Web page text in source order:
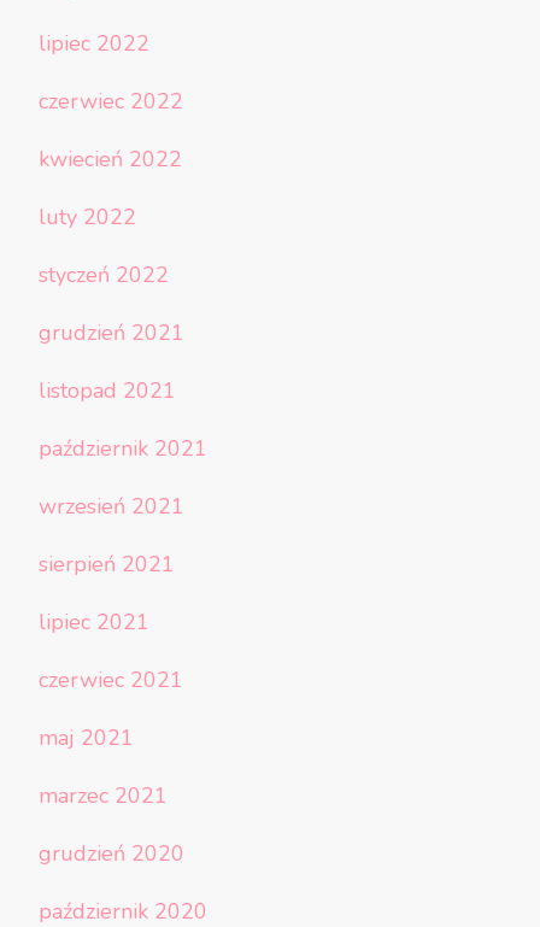
lipiec 2022
czerwiec 2022
kwiecień 2022
luty 2022
styczeń 2022
grudzień 2021
listopad 2021
październik 2021
wrzesień 2021
sierpień 2021
lipiec 2021
czerwiec 2021
maj 2021
marzec 2021
grudzień 2020
październik 2020